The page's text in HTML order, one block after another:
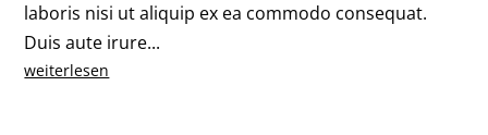
laboris nisi ut aliquip ex ea commodo consequat.
Duis aute irure...
weiterlesen